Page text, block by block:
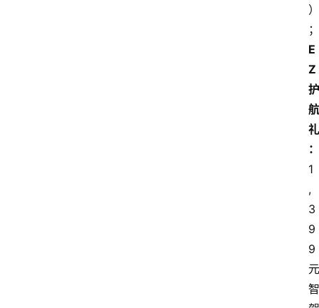
）
；
E
Z
护
航
礼
：
1
,
3
9
9
元
智